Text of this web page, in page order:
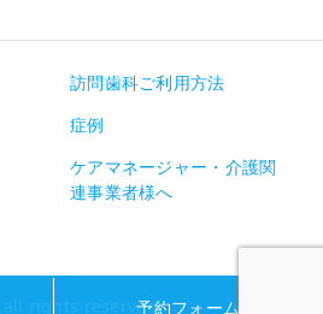
訪問歯科ご利用方法
症例
ケアマネージャー・介護関
連事業者様へ
rights reserved.予約フォーム